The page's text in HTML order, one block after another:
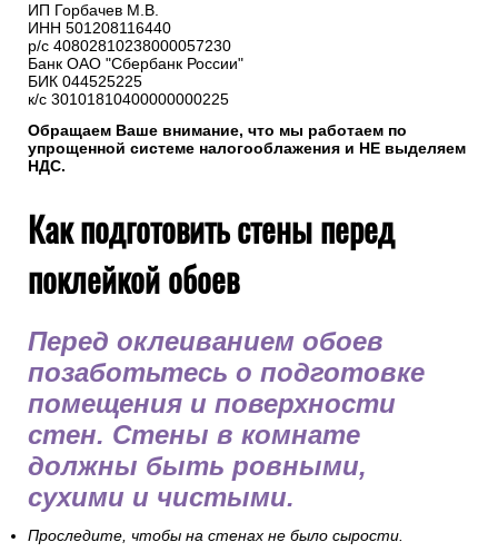
ИП Горбачев М.В.
ИНН 501208116440
р/с 40802810238000057230
Банк ОАО "Сбербанк России"
БИК 044525225
к/с 30101810400000000225
Обращаем Ваше внимание, что мы работаем по
упрощенной системе налогооблажения и НЕ выделяем
НДС.
Как подготовить стены перед
поклейкой обоев
Перед оклеиванием обоев
позаботьтесь о подготовке
помещения и поверхности
стен. Стены в комнате
должны быть ровными,
сухими и чистыми.
Проследите, чтобы на стенах не было сырости.